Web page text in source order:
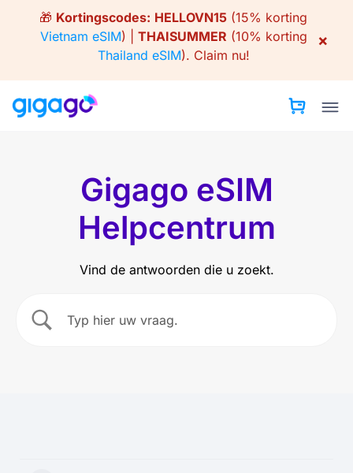
🎁 Kortingscodes: HELLOVN15 (15% korting
Vietnam eSIM) | THAISUMMER (10% korting
Thailand eSIM). Claim nu!
×
Gigago eSIM
Helpcentrum
Vind de antwoorden die u zoekt.